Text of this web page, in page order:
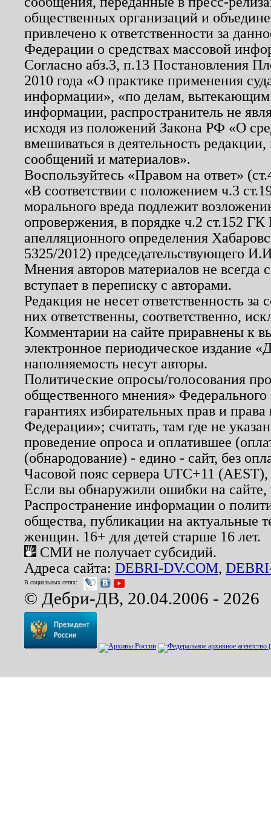
общественных организаций и
привлечено к ответственности за
Федерации о средствах массовой
Согласно абз.3, п.13 Постановления
2010 года «О практике применения
информации», «по делам, вытекающим
информации, распространитель не
исходя из положений Закона РФ «О
вмешиваться в деятельность
сообщений и материалов».
Воспользуйтесь «Правом на ответ»
«В соответствии с положением ч.3
морального вреда подлежит
опровержения, в порядке ч.2 ст.152
апелляционного определения
5325/2012) председательствующего
Мнения авторов материалов не
вступает в переписку с авторами.
Редакция не несет ответственность
них ответственны, соответственно,
Комментарии на сайте приравнены к
электронное периодическое издание
наполняемость несут авторы.
Политические опросы/голосования
общественного мнения»
гарантиях избирательных прав и
Федерации»; считать, там где не
проведение опроса и оплатившее
(обнародование) - едино - сайт, без
Часовой пояс сервера UTC+11
Если вы обнаружили ошибки на
Распространение информации о
общества, публикации на актуальные
женщин. 16+ для детей старше 16 лет.
СМИ не получает субсидий.
Адреса сайта: DEBRI-DV.COM,
В социальных сетях:
© Дебри-ДВ, 20.04.2006 - 2026